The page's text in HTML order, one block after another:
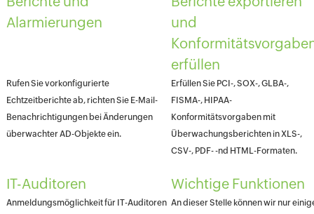
Alarmierungen
und
erfüllen
Rufen Sie vorkonfigurierte
Echtzeitberichte ab, richten Sie E-Mail-
Benachrichtigungen bei Änderungen
überwachter AD-Objekte ein.
Erfüllen Sie PCI-, SOX-, GLBA-,
FISMA-, HIPAA-
Konformitätsvorgaben mit
Überwachungsberichten in XLS-,
CSV-, PDF- -nd HTML-Formaten.
IT-Auditoren Wichtige Funktionen
Anmeldungsmöglichkeit für IT-Auditoren An dieser Stelle können wir nur